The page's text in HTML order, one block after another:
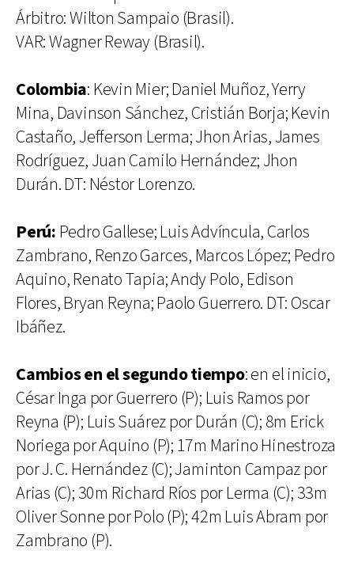
Árbitro: Wilton Sampaio (Brasil).
VAR: Wagner Reway (Brasil).
Colombia: Kevin Mier; Daniel Muñoz, Yerry
Mina, Davinson Sánchez, Cristián Borja; Kevin
Castaño, Jefferson Lerma; Jhon Arias, James
Rodríguez, Juan Camilo Hernández; Jhon
Durán. DT: Néstor Lorenzo.
Perú: Pedro Gallese; Luis Advíncula, Carlos
Zambrano, Renzo Garces, Marcos López; Pedro
Aquino, Renato Tapia; Andy Polo, Edison
Flores, Bryan Reyna; Paolo Guerrero. DT: Oscar
Ibáñez.
Cambios en el segundo tiempo: en el inicio,
César Inga por Guerrero (P); Luis Ramos por
Reyna (P); Luis Suárez por Durán (C); 8m Erick
Noriega por Aquino (P); 17m Marino Hinestroza
por J. C. Hernández (C); Jaminton Campaz por
Arias (C); 30m Richard Ríos por Lerma (C); 33m
Oliver Sonne por Polo (P); 42m Luis Abram por
Zambrano (P).